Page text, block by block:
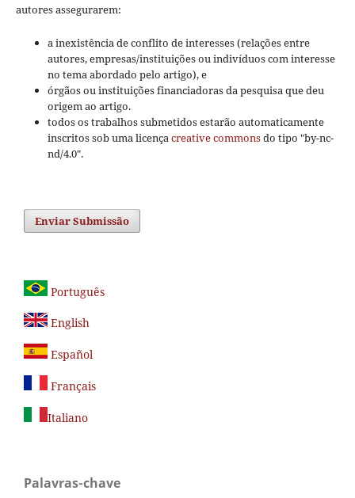
autores assegurarem:
a inexistência de conflito de interesses (relações entre
autores, empresas/instituições ou indivíduos com interesse
no tema abordado pelo artigo), e
órgãos ou instituições financiadoras da pesquisa que deu
origem ao artigo.
todos os trabalhos submetidos estarão automaticamente
inscritos sob uma licençacreative commonsdo tipo "by-nc-
nd/4.0".
Enviar Submissão
Português
English
Español
Français
Italiano
Palavras-chave